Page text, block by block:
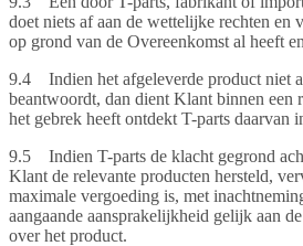
doet niets af aan de wettelijke rechten en
op grond van de Overeenkomst al heeft
9.4 Indien het afgeleverde product niet
beantwoordt, dan dient Klant binnen een
het gebrek heeft ontdekt T-parts daarvan
9.5 Indien T-parts de klacht gegrond
Klant de relevante producten hersteld,
maximale vergoeding is, met
aangaande aansprakelijkheid gelijk aan
over het product.